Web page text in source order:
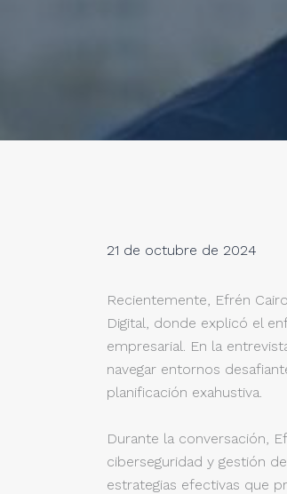
21 de octubre de 2024
Recientemente, Efrén
Digital, donde explicó el
empresarial. En la
navegar entornos
planificación exahustiva.
Durante la conversación,
ciberseguridad y gestión
estrategias efectivas que